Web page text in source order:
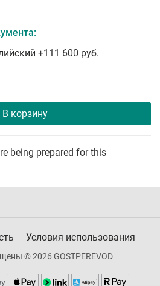
+111 600 руб.
В корзину
being prepared for this
Условия использования
© 2026 GOSTPEREVOD